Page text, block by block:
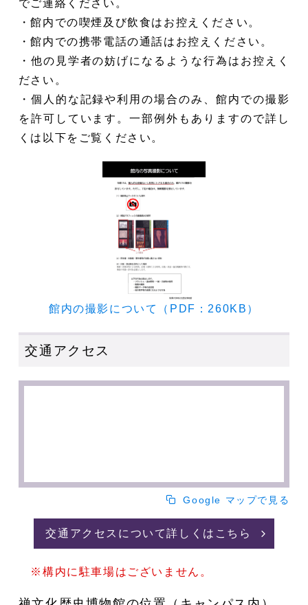
でご連絡ください。
・館内での喫煙及び飲食はお控えください。
・館内での携帯電話の通話はお控えください。
・他の見学者の妨げになるような行為はお控えく
ださい。
・個人的な記録や利用の場合のみ、館内での撮影
を許可しています。一部例外もありますので詳し
くは以下をご覧ください。
館内の撮影について（PDF：260KB）
交通アクセス
Google マップで見る
交通アクセスについて詳しくはこちら
※構内に駐車場はございません。